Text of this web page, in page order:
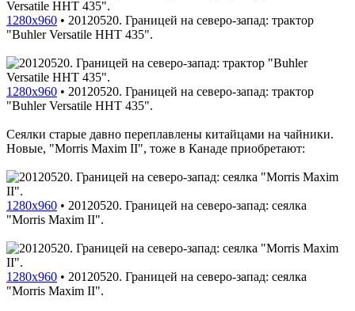
1280x960 • 20120520. Границей на северо-запад: трактор
"Buhler Versatile HHT 435".
1280x960 • 20120520. Границей на северо-запад: трактор
"Buhler Versatile HHT 435".
Сеялки старые давно переплавлены китайцами на чайники.
Новые, "Morris Maxim II", тоже в Канаде приобретают:
1280x960 • 20120520. Границей на северо-запад: сеялка
"Morris Maxim II".
1280x960 • 20120520. Границей на северо-запад: сеялка
"Morris Maxim II".